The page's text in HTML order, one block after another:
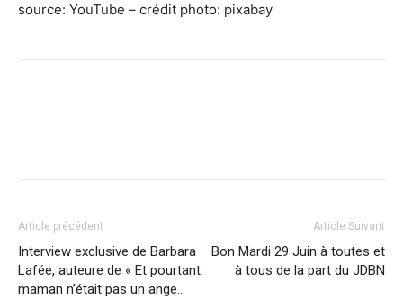
source: YouTube – crédit photo: pixabay
Article précédent
Interview exclusive de Barbara
Lafée, auteure de « Et pourtant
maman n’était pas un ange…
Article Suivant
Bon Mardi 29 Juin à toutes et
à tous de la part du JDBN